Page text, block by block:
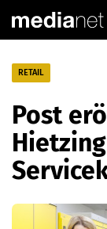
RETAIL
Post